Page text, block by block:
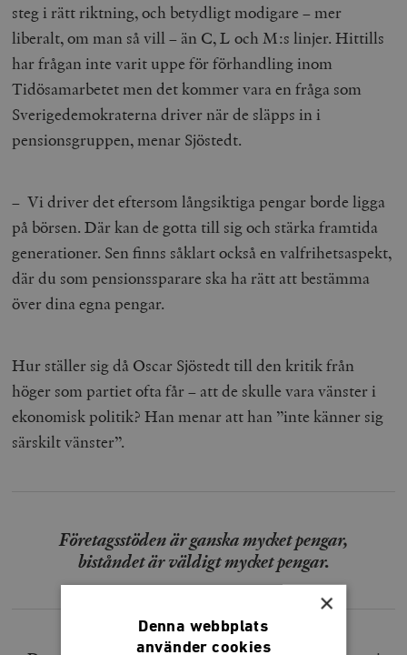
steg i rätt riktning, och betydligt modigare – mer
liberalt, om man så vill – än C, L och M:s linjer. Hittills
har frågan inte varit uppe för förhandling inom
Tidösamarbetet men det kommer vara en fråga som
Sverigedemokraterna driver när de släpps in i
pensionsgruppen, menar Sjöstedt.
– Vi driver det eftersom långsiktiga pengar borde ligga
på börsen. Där kan de gotta till sig och stärka framtida
generationer. Sen finns såklart också en valfrihetsaspekt,
där du som pensionssparare ska ha rätt att bestämma
över dina egna pengar.
Hur ställer sig då Oscar Sjöstedt till den kritik från
höger som partiet ofta får – att de skulle vara vänster i
ekonomisk politik? Han menar att han ’’inte känner sig
särskilt vänster’’.
Företagsstöden är ganska mycket pengar,
biståndet är väldigt mycket pengar.
×
Denna webbplats
använder cookies